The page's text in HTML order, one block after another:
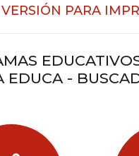
VERSIÓN PARA
EDUCA -